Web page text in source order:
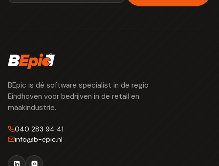
BEpic is dé software specialist in de regio
Eindhoven voor bedrijven in de retail en
maakindustrie.
040 283 94 41
info@b-epic.nl